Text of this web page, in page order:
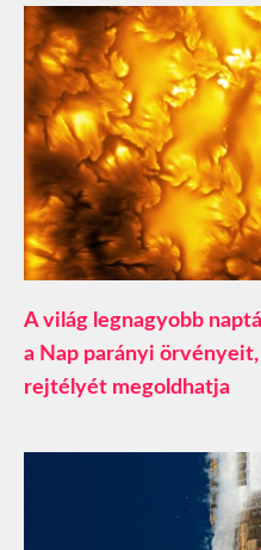
A világ legnagyobb
a Nap parányi
rejtélyét megoldhatja